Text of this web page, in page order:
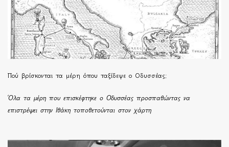
Πού βρίσκονται τα μέρη όπου ταξίδεψε ο Οδυσσέας;
Όλα τα μέρη που επισκέφτηκε ο Οδυσσέας προσπαθώντας να
επιστρέψει στην Ιθάκη τοποθετούνται στον χάρτη